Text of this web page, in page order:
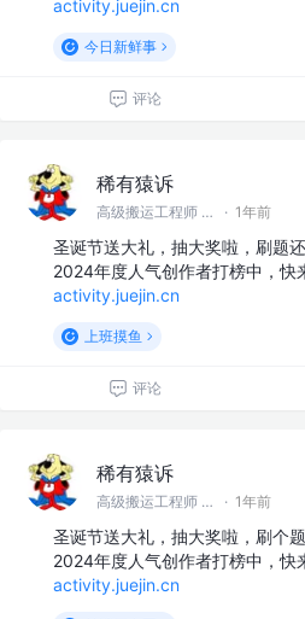
activity.juejin.cn
今日新鲜事
评论
稀有猿诉
高级搬运工程师 @稀有猿诉 · 1年前
圣诞节送大礼，抽大奖啦，刷题
2024年度人气创作者打榜中，快
activity.juejin.cn
上班摸鱼
评论
稀有猿诉
高级搬运工程师 @稀有猿诉 · 1年前
圣诞节送大礼，抽大奖啦，刷个
2024年度人气创作者打榜中，快
activity.juejin.cn